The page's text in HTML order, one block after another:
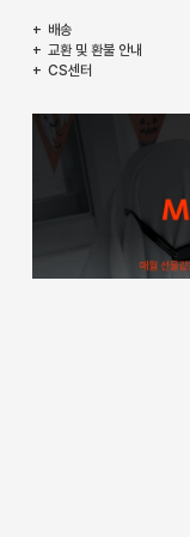
배송
교환 및 환불 안내
CS센터